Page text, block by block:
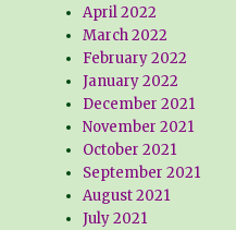
April 2022
March 2022
February 2022
January 2022
December 2021
November 2021
October 2021
September 2021
August 2021
July 2021